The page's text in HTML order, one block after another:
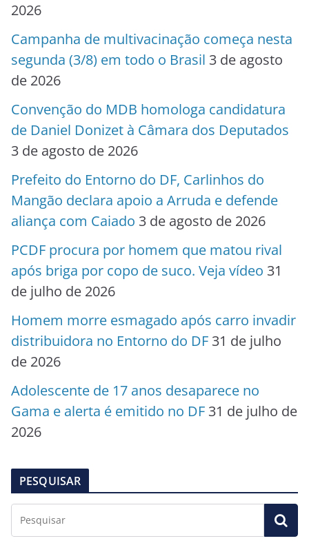
2026
Campanha de multivacinação começa nesta
segunda (3/8) em todo o Brasil 3 de agosto
de 2026
Convenção do MDB homologa candidatura
de Daniel Donizet à Câmara dos Deputados
3 de agosto de 2026
Prefeito do Entorno do DF, Carlinhos do
Mangão declara apoio a Arruda e defende
aliança com Caiado 3 de agosto de 2026
PCDF procura por homem que matou rival
após briga por copo de suco. Veja vídeo 31
de julho de 2026
Homem morre esmagado após carro invadir
distribuidora no Entorno do DF 31 de julho
de 2026
Adolescente de 17 anos desaparece no
Gama e alerta é emitido no DF 31 de julho de
2026
PESQUISAR